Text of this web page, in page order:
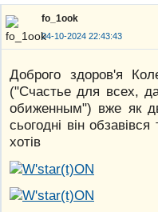
fo_1ook
04-10-2024 22:43:43
Доброго здоров'я
("Счастье для всех,
обиженным") вже як
сьогодні він
хотів